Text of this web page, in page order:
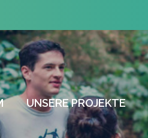
UNSERE PROJEKTE